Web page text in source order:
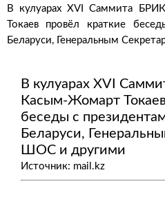
В кулуарах XVI Саммита
Токаев провёл краткие
Беларуси, Генеральным
В кулуарах XVI
Касым-Жомарт
беседы с
Беларуси,
ШОС и другими
Источник: mail.kz